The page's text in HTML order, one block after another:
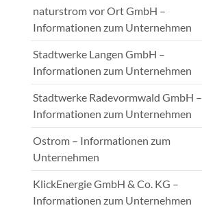
naturstrom vor Ort GmbH –
Informationen zum Unternehmen
Stadtwerke Langen GmbH –
Informationen zum Unternehmen
Stadtwerke Radevormwald GmbH –
Informationen zum Unternehmen
Ostrom – Informationen zum
Unternehmen
KlickEnergie GmbH & Co. KG –
Informationen zum Unternehmen